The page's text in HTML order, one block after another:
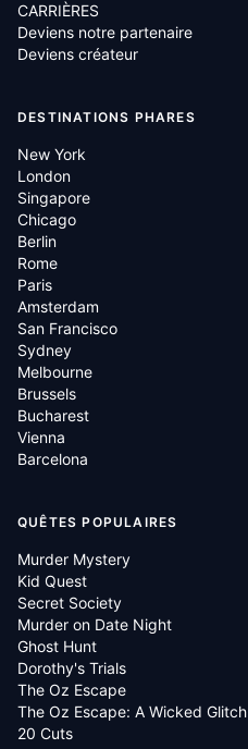
CARRIÈRES
Deviens notre partenaire
Deviens créateur
DESTINATIONS PHARES
New York
London
Singapore
Chicago
Berlin
Rome
Paris
Amsterdam
San Francisco
Sydney
Melbourne
Brussels
Bucharest
Vienna
Barcelona
QUÊTES POPULAIRES
Murder Mystery
Kid Quest
Secret Society
Murder on Date Night
Ghost Hunt
Dorothy's Trials
The Oz Escape
The Oz Escape: A Wicked Glitch
20 Cuts